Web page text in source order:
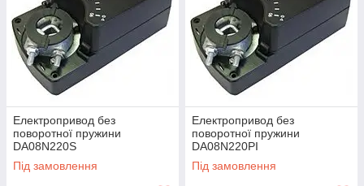
Електропривод без
поворотної пружини
DA08N220S
Під замовлення
Електропривод без
поворотної пружини
DA08N220PI
Під замовлення